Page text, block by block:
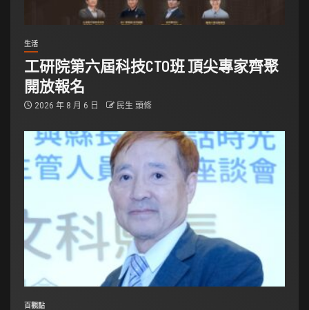
生活
工研院第六屆科技CTO班 頂尖專家齊聚
開放報名
2026 年 8 月 6 日 民生 頭條
百觀點